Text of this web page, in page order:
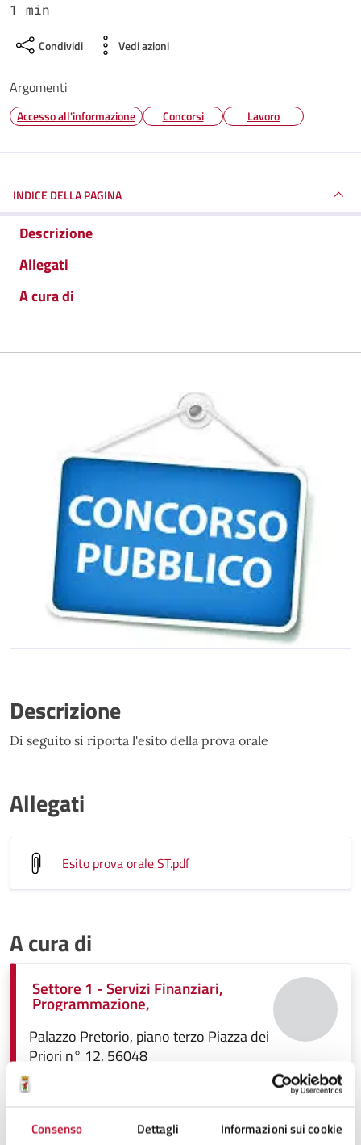
Consenso Dettagli Informazioni sui cookie
1 min
Condividi Vedi azioni
Argomenti
Accesso all'informazione Concorsi Lavoro
INDICE DELLA PAGINA
Descrizione
Allegati
A cura di
Descrizione
Di seguito si riporta l'esito della prova orale
Allegati
Esito prova orale ST.pdf
A cura di
Settore 1 - Servizi Finanziari,
Programmazione,
Palazzo Pretorio, piano terzo Piazza dei
Priori n° 12, 56048